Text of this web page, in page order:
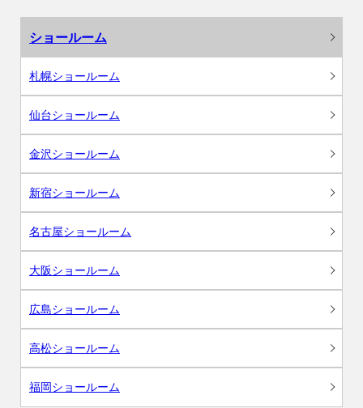
ショールーム
札幌ショールーム
仙台ショールーム
金沢ショールーム
新宿ショールーム
名古屋ショールーム
大阪ショールーム
広島ショールーム
高松ショールーム
福岡ショールーム